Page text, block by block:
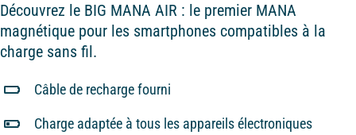
Découvrez le BIG MANA AIR : le premier MANA
magnétique pour les smartphones compatibles à la
charge sans fil.
Câble de recharge fourni
Charge adaptée à tous les appareils électroniques